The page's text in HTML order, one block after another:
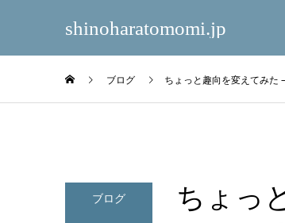
shinoharatomomi.jp
ブログ ちょっと趣向を変えてみ
ブログ
ちょっ